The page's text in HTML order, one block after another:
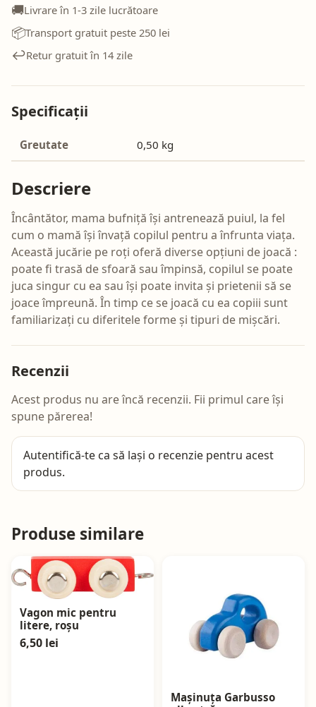
🚚Livrare în 1-3 zile lucrătoare
📦Transport gratuit peste 250 lei
↩️Retur gratuit în 14 zile
Specificații
Greutate 0,50 kg
Descriere
Încântător, mama bufniță își antrenează puiul, la fel
cum o mamă își învață copilul pentru a înfrunta viața.
Această jucărie pe roți oferă diverse opțiuni de joacă :
poate fi trasă de sfoară sau împinsă, copilul se poate
juca singur cu ea sau își poate invita și prietenii să se
joace împreună. În timp ce se joacă cu ea copiii sunt
familiarizați cu diferitele forme și tipuri de mișcări.
Recenzii
Acest produs nu are încă recenzii. Fii primul care își
spune părerea!
Autentifică-te ca să lași o recenzie pentru acest
produs.
Produse similare
Vagon mic pentru
litere, roșu
6,50 lei
Mașinuța Garbusso